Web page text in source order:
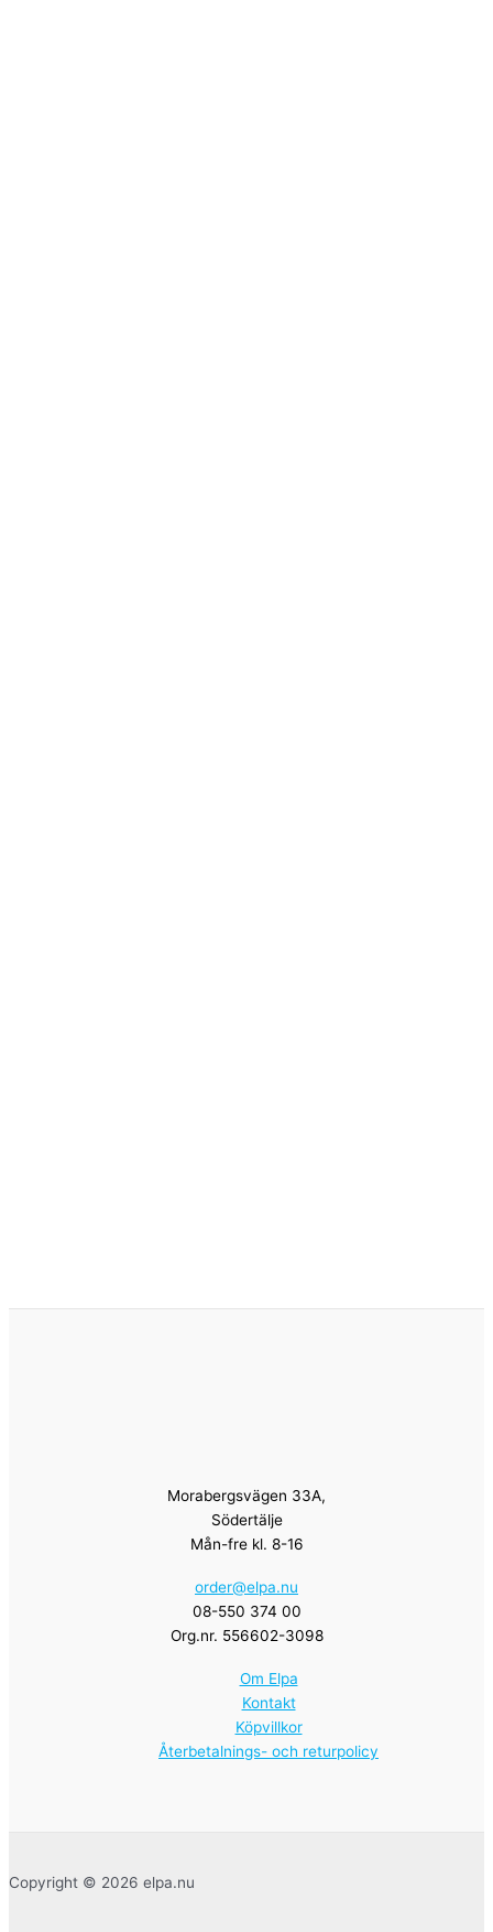
Morabergsvägen 33A,
Södertälje
Mån-fre kl. 8-16
order@elpa.nu
08-550 374 00
Org.nr. 556602-3098
Om Elpa
Kontakt
Köpvillkor
Återbetalnings- och returpolicy
Copyright © 2026 elpa.nu